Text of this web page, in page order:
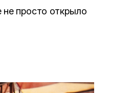
просто открыло